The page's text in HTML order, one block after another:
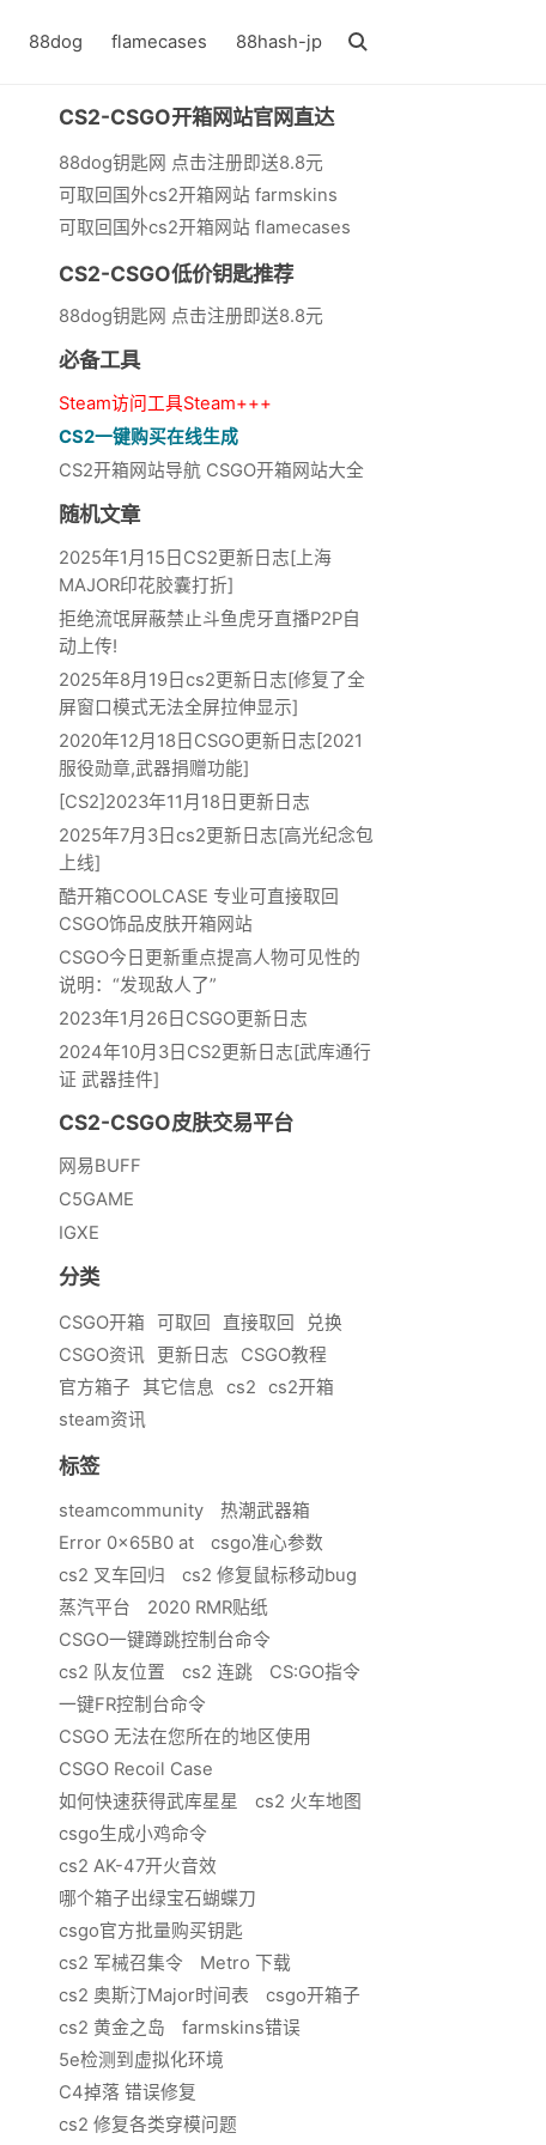
88dog flamecases 88hash-jp
CS2-CSGO开箱网站官网直达
88dog钥匙网 点击注册即送8.8元
可取回国外cs2开箱网站 farmskins
可取回国外cs2开箱网站 flamecases
CS2-CSGO低价钥匙推荐
88dog钥匙网 点击注册即送8.8元
必备工具
Steam访问工具Steam+++
CS2一键购买在线生成
CS2开箱网站导航 CSGO开箱网站大全
随机文章
2025年1月15日CS2更新日志[上海
MAJOR印花胶囊打折]
拒绝流氓屏蔽禁止斗鱼虎牙直播P2P自
动上传!
2025年8月19日cs2更新日志[修复了全
屏窗口模式无法全屏拉伸显示]
2020年12月18日CSGO更新日志[2021
服役勋章,武器捐赠功能]
[CS2]2023年11月18日更新日志
2025年7月3日cs2更新日志[高光纪念包
上线]
酷开箱COOLCASE 专业可直接取回
CSGO饰品皮肤开箱网站
CSGO今日更新重点提高人物可见性的
说明：“发现敌人了”
2023年1月26日CSGO更新日志
2024年10月3日CS2更新日志[武库通行
证 武器挂件]
CS2-CSGO皮肤交易平台
网易BUFF
C5GAME
IGXE
分类
CSGO开箱 可取回 直接取回
兑换
CSGO资讯
更新日志
CSGO教程
官方箱子
其它信息 cs2
cs2开箱
steam资讯
标签
steamcommunity
热潮武器箱
Error 0x65B0 at
csgo准心参数
cs2 叉车回归
cs2 修复鼠标移动bug
蒸汽平台
2020 RMR贴纸
CSGO一键蹲跳控制台命令
cs2 队友位置
cs2 连跳
CS:GO指令
一键FR控制台命令
CSGO 无法在您所在的地区使用
CSGO Recoil Case
如何快速获得武库星星
cs2 火车地图
csgo生成小鸡命令
cs2 AK-47开火音效
哪个箱子出绿宝石蝴蝶刀
csgo官方批量购买钥匙
cs2 军械召集令
Metro 下载
cs2 奥斯汀Major时间表
csgo开箱子
cs2 黄金之岛
farmskins错误
5e检测到虚拟化环境
C4掉落 错误修复
cs2 修复各类穿模问题